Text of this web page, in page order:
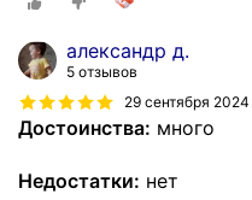
александр д.
5 отзывов
29 сентября 2024
Достоинства: много
Недостатки: нет